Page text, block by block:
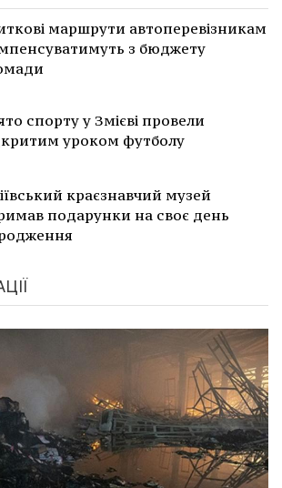
маршрути автоперевізникам
з бюджету
спорту у Змієві провели
уроком футболу
краєзнавчий музей
подарунки на своє день